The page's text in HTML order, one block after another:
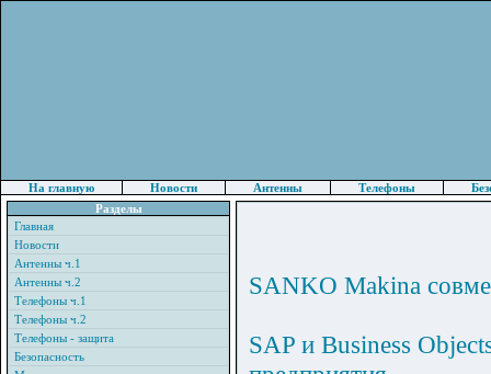
На главную Новости Антенны Телефоны
Разделы
Главная
Новости
Антенны ч.1
Антенны ч.2
Телефоны ч.1
Телефоны ч.2
Телефоны - защита
Безопасность
SANKO Makina
SAP и Business